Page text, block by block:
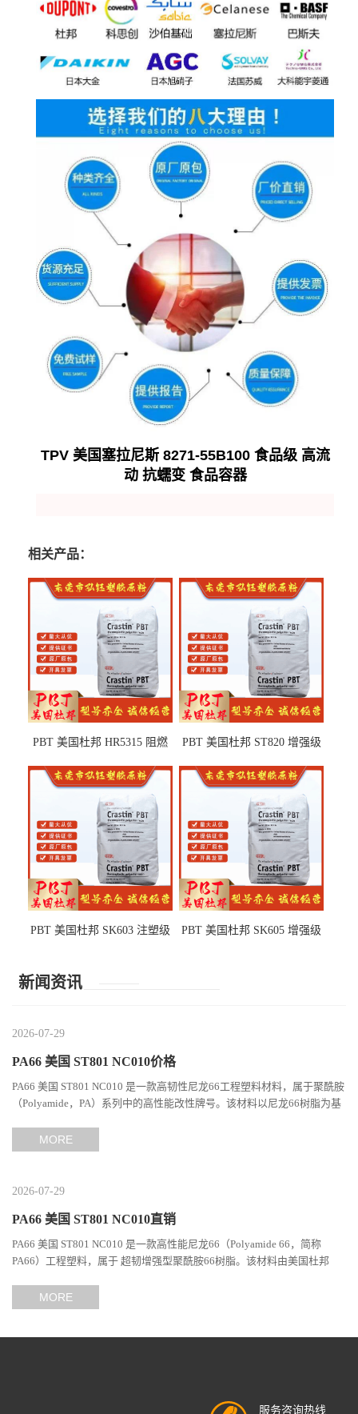
TPV 美国塞拉尼斯 8271-55B100 食品级 高流
动 抗蠕变 食品容器
相关产品：
PBT 美国杜邦 HR5315 阻燃
部件
PBT 美国杜邦 ST820 增强级
PBT 美国杜邦 SK603 注塑级
PBT 美国杜邦 SK605 增强级
新闻资讯
2026-07-29
PA66 美国 ST801 NC010价格
PA66 美国 ST801 NC010 是一款高韧性尼龙66工程塑料材料，属于聚酰胺
（Polyamide，PA）系列中的高性能改性牌号。该材料以尼龙66树脂为基
MORE
2026-07-29
PA66 美国 ST801 NC010直销
PA66 美国 ST801 NC010 是一款高性能尼龙66（Polyamide 66，简称
PA66）工程塑料，属于 超韧增强型聚酰胺66树脂。该材料由美国杜邦
MORE
服务咨询热线